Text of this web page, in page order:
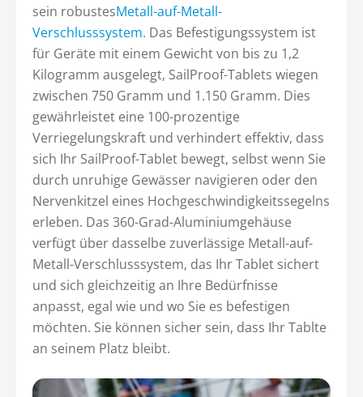
sein robustesMetall-auf-Metall-
Verschlusssystem. Das Befestigungssystem ist
für Geräte mit einem Gewicht von bis zu 1,2
Kilogramm ausgelegt, SailProof-Tablets wiegen
zwischen 750 Gramm und 1.150 Gramm. Dies
gewährleistet eine 100-prozentige
Verriegelungskraft und verhindert effektiv, dass
sich Ihr SailProof-Tablet bewegt, selbst wenn Sie
durch unruhige Gewässer navigieren oder den
Nervenkitzel eines Hochgeschwindigkeitssegelns
erleben. Das 360-Grad-Aluminiumgehäuse
verfügt über dasselbe zuverlässige Metall-auf-
Metall-Verschlusssystem, das Ihr Tablet sichert
und sich gleichzeitig an Ihre Bedürfnisse
anpasst, egal wie und wo Sie es befestigen
möchten. Sie können sicher sein, dass Ihr Tablte
an seinem Platz bleibt.